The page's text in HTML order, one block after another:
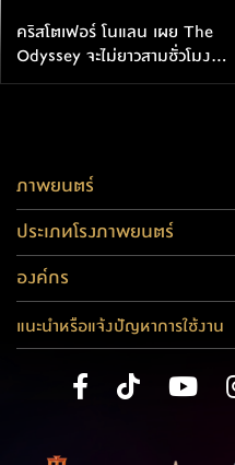
คริสโตเฟอร์ โนแลน เผย The
Odyssey จะไม่ยาวสามชั่วโมง
เต็มเหมือน Oppenheimer
ภาพยนตร์
ประเภทโรงภาพยนตร์
องค์กร
แนะนำหรือแจ้งปัญหาการใช้งาน